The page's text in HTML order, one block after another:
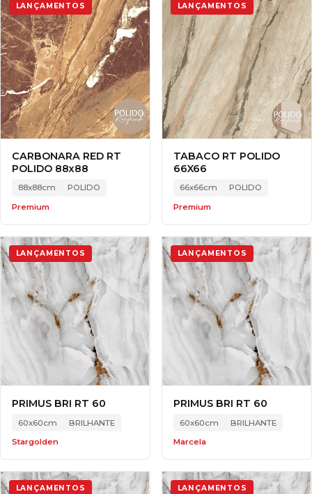
LANÇAMENTOS
CARBONARA RED RT
POLIDO 88x88
88x88cm
POLIDO
Premium
LANÇAMENTOS
TABACO RT POLIDO
66X66
66x66cm
POLIDO
Premium
LANÇAMENTOS
PRIMUS BRI RT 60
60x60cm
BRILHANTE
Stargolden
LANÇAMENTOS
PRIMUS BRI RT 60
60x60cm
BRILHANTE
Marcela
LANÇAMENTOS LANÇAMENTOS